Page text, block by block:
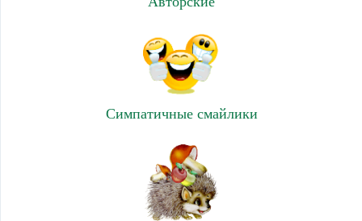
Симпатичные смайлики